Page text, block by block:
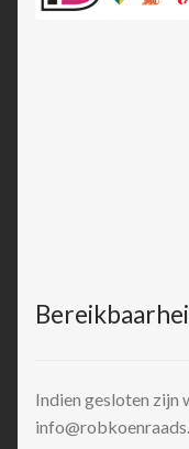
Indien gesloten zijn